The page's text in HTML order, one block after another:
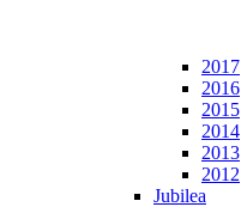
2017
2016
2015
2014
2013
2012
Jubilea